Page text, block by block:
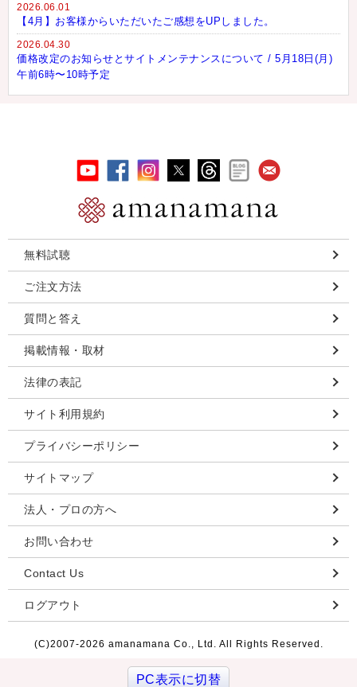
2026.06.01
【4月】お客様からいただいたご感想をUPしました。
2026.04.30
価格改定のお知らせとサイトメンテナンスについて / 5月18日(月)
午前6時〜10時予定
無料試聴
ご注文方法
質問と答え
掲載情報・取材
法律の表記
サイト利用規約
プライバシーポリシー
サイトマップ
法人・プロの方へ
お問い合わせ
Contact Us
ログアウト
(C)2007-2026 amanamana Co., Ltd. All Rights Reserved.
PC表示に切替